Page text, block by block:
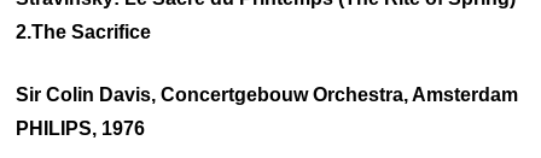
2.The Sacrifice
Sir Colin Davis, Concertgebouw Orchestra, Amsterdam
PHILIPS, 1976